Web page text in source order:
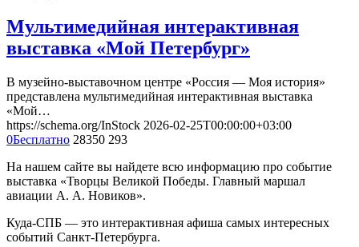
Мультимедийная интерактивная
выставка «Мой Петербург»
В музейно-выставочном центре «Россия — Моя история»
представлена мультимедийная интерактивная выставка
«Мой…
https://schema.org/InStock 2026-02-25T00:00:00+03:00
0Бесплатно 28350 293
На нашем сайте вы найдете всю информацию про событие
выставка «Творцы Великой Победы. Главный маршал
авиации А. А. Новиков».
Куда-СПБ — это интерактивная афиша самых интересных
событий Санкт-Петербурга.